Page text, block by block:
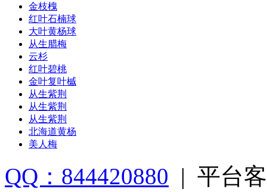
金枝槐
红叶石楠球
大叶黄杨球
从生腊梅
云杉
红叶碧桃
金叶复叶槭
从生紫荆
从生紫荆
从生紫荆
北海道黄杨
美人梅
QQ：844420880 | 平台